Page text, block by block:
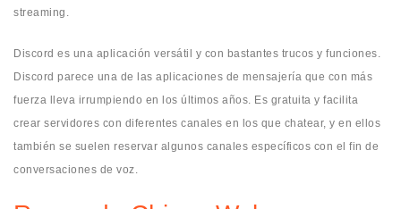
streaming.
Discord es una aplicación versátil y con bastantes trucos y funciones.
Discord parece una de las aplicaciones de mensajería que con más
fuerza lleva irrumpiendo en los últimos años. Es gratuita y facilita
crear servidores con diferentes canales en los que chatear, y en ellos
también se suelen reservar algunos canales específicos con el fin de
conversaciones de voz.